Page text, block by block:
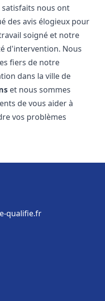
satisfaits nous ont
des avis élogieux pour
soigné et notre
d'intervention. Nous
fiers de notre
dans la ville de
et nous sommes
de vous aider à
vos problèmes
qualifie.fr